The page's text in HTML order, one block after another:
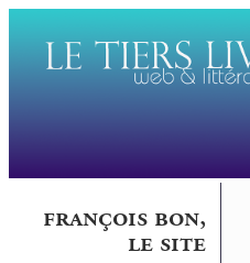
françois bon,
le site